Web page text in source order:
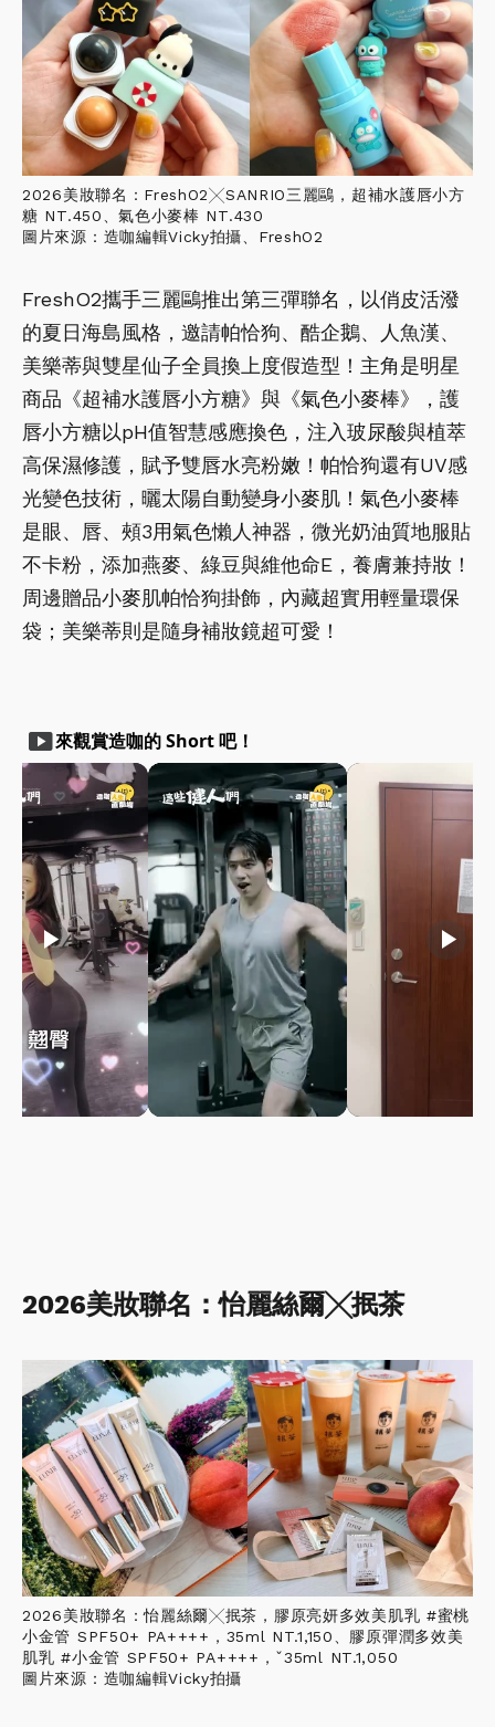
2026美妝聯名：FreshO2╳SANRIO三麗鷗，超補水護唇小方
糖 NT.450、氣色小麥棒 NT.430
圖片來源：造咖編輯Vicky拍攝、FreshO2
FreshO2攜手三麗鷗推出第三彈聯名，以俏皮活潑
的夏日海島風格，邀請帕恰狗、酷企鵝、人魚漢、
美樂蒂與雙星仙子全員換上度假造型！主角是明星
商品《超補水護唇小方糖》與《氣色小麥棒》，護
唇小方糖以pH值智慧感應換色，注入玻尿酸與植萃
高保濕修護，賦予雙唇水亮粉嫩！帕恰狗還有UV感
光變色技術，曬太陽自動變身小麥肌！氣色小麥棒
是眼、唇、頰3用氣色懶人神器，微光奶油質地服貼
不卡粉，添加燕麥、綠豆與維他命E，養膚兼持妝！
周邊贈品小麥肌帕恰狗掛飾，內藏超實用輕量環保
袋；美樂蒂則是隨身補妝鏡超可愛！
smart_display來觀賞造咖的 Short 吧！
play_arrow play_arrow play_arrow
2026美妝聯名：怡麗絲爾╳抿茶
2026美妝聯名：怡麗絲爾╳抿茶，膠原亮妍多效美肌乳 #蜜桃
小金管 SPF50+ PA++++，35ml NT.1,150、膠原彈潤多效美
肌乳 #小金管 SPF50+ PA++++，ˇ35ml NT.1,050
圖片來源：造咖編輯Vicky拍攝